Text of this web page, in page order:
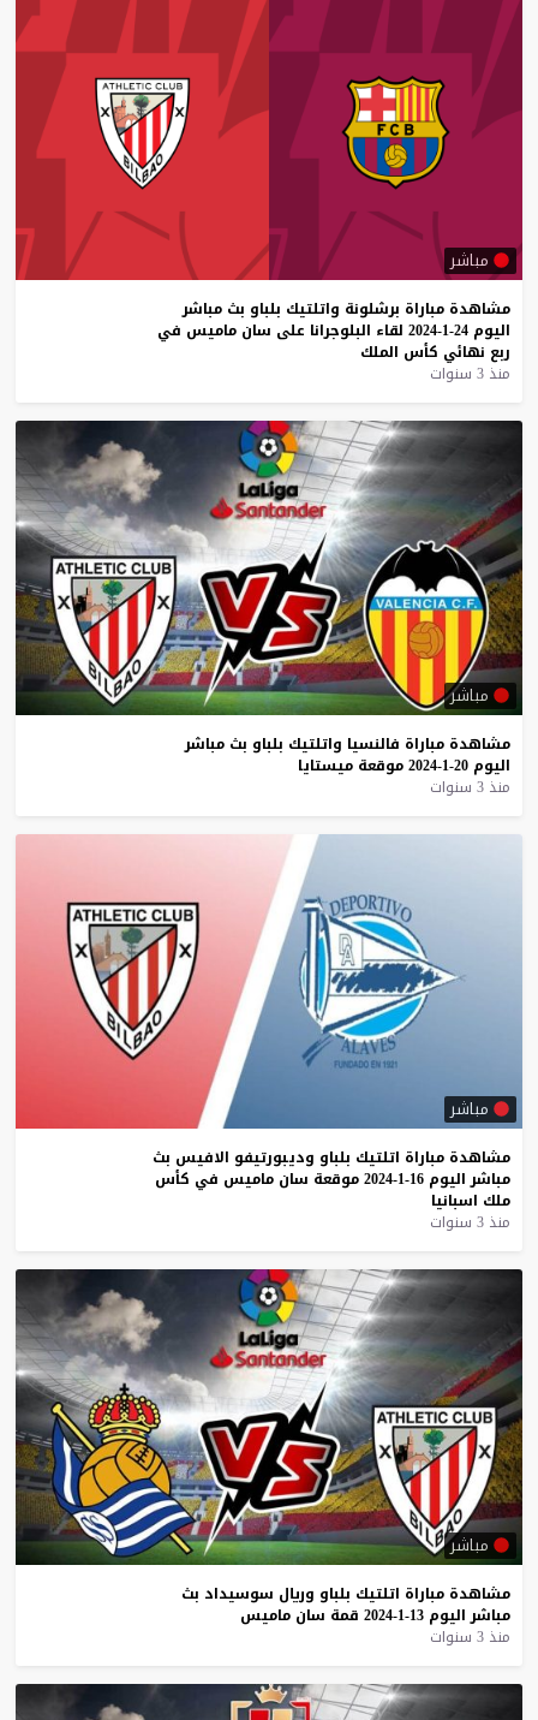
مباشر
مشاهدة مباراة برشلونة واتلتيك بلباو بث مباشر
اليوم 24-1-2024 لقاء البلوجرانا على سان ماميس في
ربع نهائي كأس الملك
منذ 3 سنوات
مباشر
مشاهدة مباراة فالنسيا واتلتيك بلباو بث مباشر
اليوم 20-1-2024 موقعة ميستايا
منذ 3 سنوات
مباشر
مشاهدة مباراة اتلتيك بلباو وديبورتيفو الافيس بث
مباشر اليوم 16-1-2024 موقعة سان ماميس في كأس
ملك اسبانيا
منذ 3 سنوات
مباشر
مشاهدة مباراة اتلتيك بلباو وريال سوسيداد بث
مباشر اليوم 13-1-2024 قمة سان ماميس
منذ 3 سنوات